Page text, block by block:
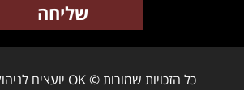
כל הזכויות שמורות © OK יועצים לניהול 2009-2025